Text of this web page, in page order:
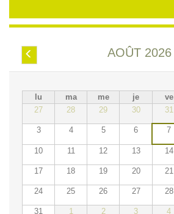
Préc. AOÛT 2026
lu ma me je ve
27
28 29 30 31
3 4 5 6 7
10 11 12 13 14
17 18 19 20 21
24 25 26 27 28
31 1 2 3 4